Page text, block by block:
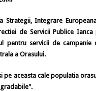
Integrare
de Servicii Publice
pentru servicii de
a Orasului.
pe aceasta cale populatia